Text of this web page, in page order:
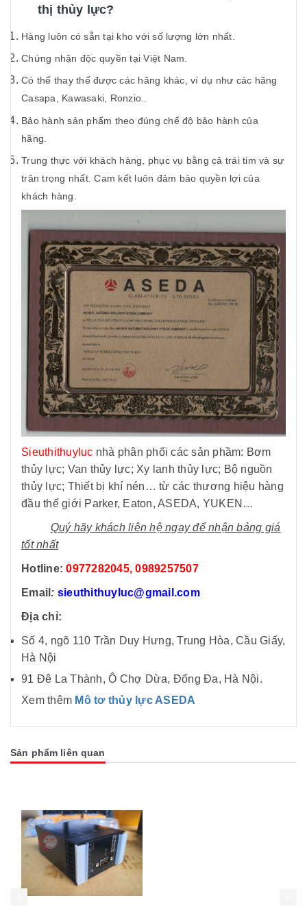
thị thủy lực?
Hàng luôn có sẵn tại kho với số lượng lớn nhất.
Chứng nhận độc quyền tại Việt Nam.
Có thể thay thế được các hãng khác, ví dụ như các hãng
Casapa, Kawasaki, Ronzio..
Bảo hành sản phẩm theo đúng chế độ bảo hành của
hãng.
Trung thực với khách hàng, phục vụ bằng cả trái tim và sự
trân trọng nhất. Cam kết luôn đảm bảo quyền lợi của
khách hàng.
Sieuthithuyluc nhà phân phối các sản phầm: Bơm
thủy lực; Van thủy lực; Xy lanh thủy lực; Bộ nguồn
thủy lực; Thiết bị khí nén… từ các thương hiệu hàng
đầu thế giới Parker, Eaton, ASEDA, YUKEN…
Quý hãy khách liên hệ ngay để nhận bảng giá
tốt nhất
Hotline: 0977282045, 0989257507
Email : sieuthithuyluc@gmail.com
Địa chỉ:
Số 4, ngõ 110 Trần Duy Hưng, Trung Hòa, Cầu Giấy,
Hà Nội
91 Đê La Thành, Ô Chợ Dừa, Đống Đa, Hà Nội.
Xem thêm Mô tơ thủy lực ASEDA
Sản phẩm liên quan